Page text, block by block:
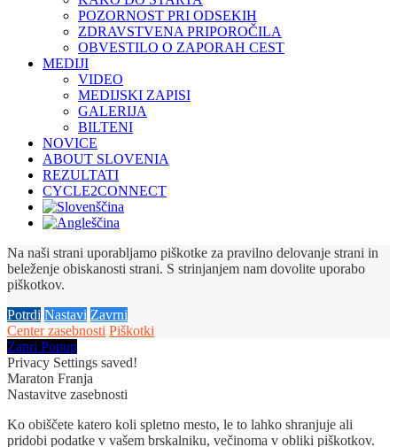
POZORNOST PRI ODSEKIH
ZDRAVSTVENA PRIPOROČILA
OBVESTILO O ZAPORAH CEST
MEDIJI
VIDEO
MEDIJSKI ZAPISI
GALERIJA
BILTENI
NOVICE
ABOUT SLOVENIA
REZULTATI
CYCLE2CONNECT
Na naši strani uporabljamo piškotke za pravilno delovanje strani in
beleženje obiskanosti strani. S strinjanjem nam dovolite uporabo
piškotkov.
Potrdi Nastavi Zavrni
Center zasebnosti Piškotki
Zapri Popup
Privacy Settings saved!
Maraton Franja
Nastavitve zasebnosti
Ko obiščete katero koli spletno mesto, le to lahko shranjuje ali
pridobi podatke v vašem brskalniku, večinoma v obliki piškotkov.